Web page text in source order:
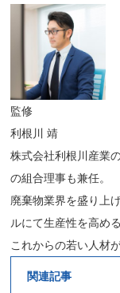
監修
利根川 靖
株式会社利根川産業
の組合理事も兼任。
廃棄物業界を盛り上
ルにて生産性を高める
これからの若い人材
関連記事